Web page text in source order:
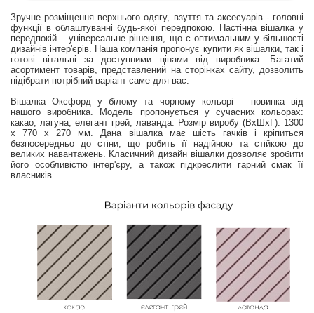
Зручне розміщення верхнього одягу, взуття та аксесуарів - головні
функції в облаштуванні будь-якої передпокою. Настінна вішалка у
передпокій – універсальне рішення, що є оптимальним у більшості
дизайнів інтер'єрів. Наша компанія пропонує купити як вішалки, так і
готові вітальні за доступними цінами від виробника. Багатий
асортимент товарів, представлений на сторінках сайту, дозволить
підібрати потрібний варіант саме для вас.
Вішалка Оксфорд у білому та чорному кольорі – новинка від
нашого виробника. Модель пропонується у сучасних кольорах:
какао, лагуна, елегант грей, лаванда. Розмір виробу (ВхШхГ): 1300
х 770 х 270 мм. Дана вішалка має шість гачків і кріпиться
безпосередньо до стіни, що робить її надійною та стійкою до
великих навантажень. Класичний дизайн вішалки дозволяє зробити
його особливістю інтер'єру, а також підкреслити гарний смак її
власників.